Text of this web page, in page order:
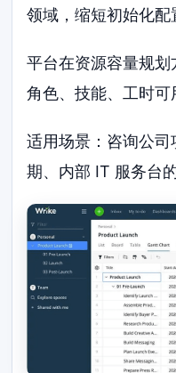
领域，缩短初始化配
平台在资源容量规
角色、技能、工时可
适用场景：咨询公
期、内部 IT 服务台